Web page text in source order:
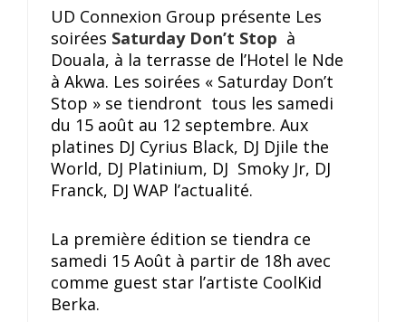
UD Connexion Group présente Les
soirées Saturday Don’t Stop à
Douala, à la terrasse de l’Hotel le Nde
à Akwa. Les soirées « Saturday Don’t
Stop » se tiendront tous les samedi
du 15 août au 12 septembre. Aux
platines DJ Cyrius Black, DJ Djile the
World, DJ Platinium, DJ Smoky Jr, DJ
Franck, DJ WAP l’actualité.
La première édition se tiendra ce
samedi 15 Août à partir de 18h avec
comme guest star l’artiste CoolKid
Berka.